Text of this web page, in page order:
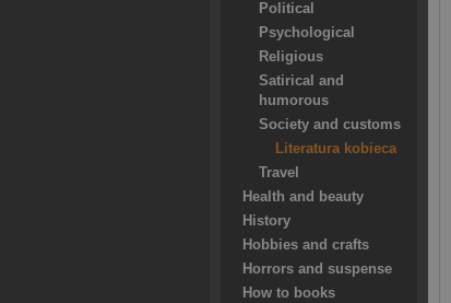
Political
Psychological
Religious
Satirical and
humorous
Society and customs
Literatura kobieca
Travel
Health and beauty
History
Hobbies and crafts
Horrors and suspense
How to books